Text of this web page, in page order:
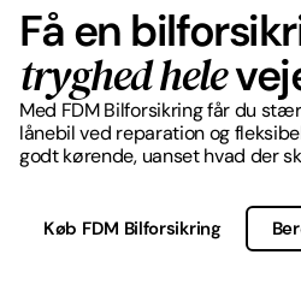
Få en
tryghed hele
Med FDM Bilforsikring får du
lånebil ved reparation og
godt kørende, uanset hvad der
Køb FDM Bilforsikring